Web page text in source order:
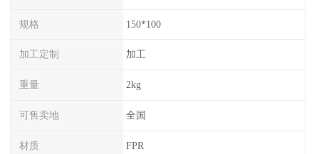
规格 150*100
加工定制 加工
重量 2kg
可售卖地 全国
材质 FPR